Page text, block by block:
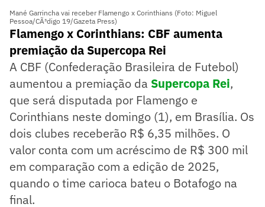
Mané Garrincha vai receber Flamengo x Corinthians (Foto: Miguel
Pessoa/CÃ³digo 19/Gazeta Press)
Flamengo x Corinthians: CBF aumenta
premiação da Supercopa Rei
A CBF (Confederação Brasileira de Futebol)
aumentou a premiação da Supercopa Rei,
que será disputada por Flamengo e
Corinthians neste domingo (1), em Brasília. Os
dois clubes receberão R$ 6,35 milhões. O
valor conta com um acréscimo de R$ 300 mil
em comparação com a edição de 2025,
quando o time carioca bateu o Botafogo na
final.